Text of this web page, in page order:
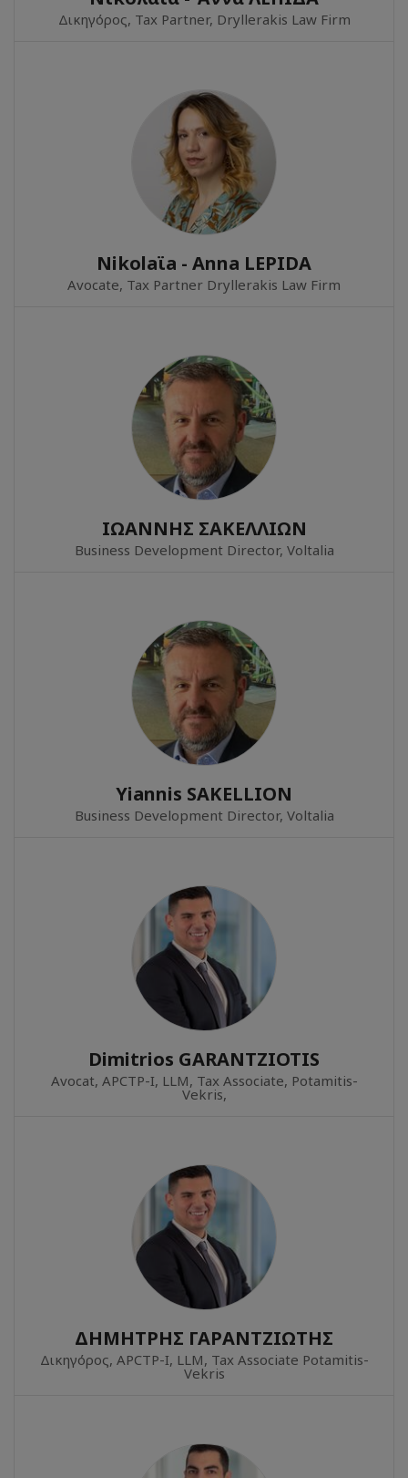
Δικηγόρος, Tax Partner, Dryllerakis Law Firm
Nikolaϊa - Anna LEPIDA
Avocate, Tax Partner Dryllerakis Law Firm
ΙΩΑΝΝΗΣ ΣΑΚΕΛΛΙΩΝ
Business Development Director, Voltalia
Yiannis SAKELLION
Business Development Director, Voltalia
Dimitrios GARANTZIOTIS
Avocat, APCTP-Ι, LLM, Tax Associate, Potamitis-
Vekris,
ΔΗΜΗΤΡΗΣ ΓΑΡΑΝΤΖΙΩΤΗΣ
Δικηγόρος, APCTP-Ι, LLM, Tax Associate Potamitis-
Vekris